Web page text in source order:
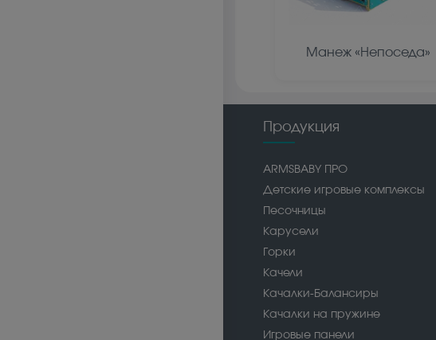
Манеж «Непоседа»
Продукция
ARMSBABY ПРО
Детские игровые комплексы
Песочницы
Карусели
Горки
Качели
Качалки-Балансиры
Качалки на пружине
Игровые панели